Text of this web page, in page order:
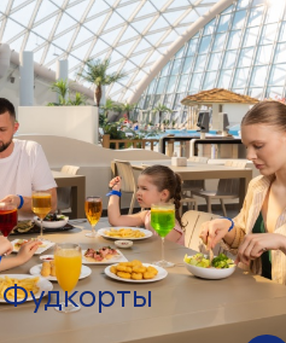
Фудкорты